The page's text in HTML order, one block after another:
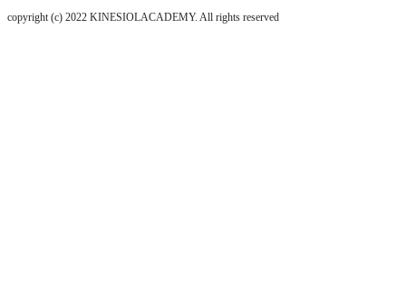
copyright (c) 2022 KINESIOLACADEMY. All rights reserved